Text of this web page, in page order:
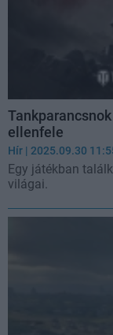
ellenfele
Hír | 2025.09.30
Egy játékban
világai.